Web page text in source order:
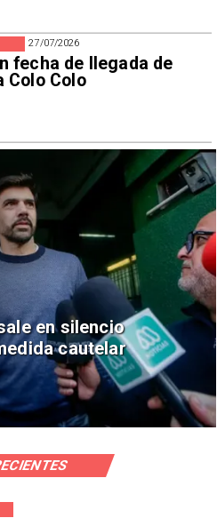
27/07/2026
fecha de llegada de
Colo Colo
reinicio